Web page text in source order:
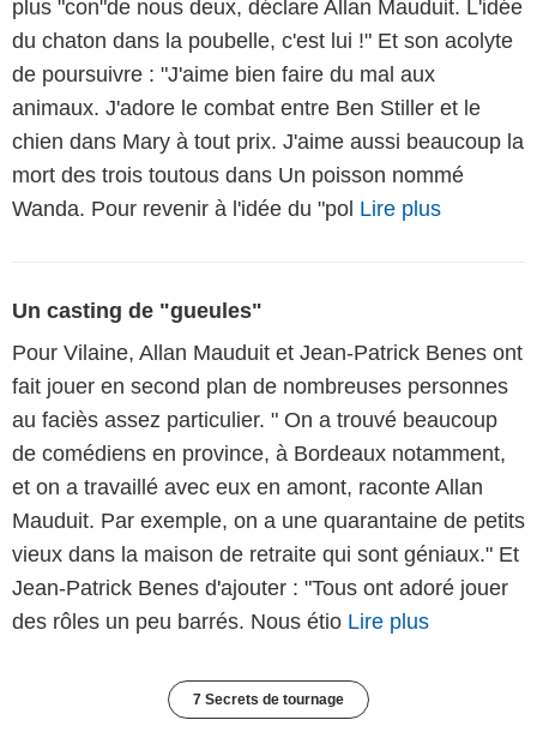
plus "con"de nous deux, déclare Allan Mauduit. L'idée
du chaton dans la poubelle, c'est lui !" Et son acolyte
de poursuivre : "J'aime bien faire du mal aux
animaux. J'adore le combat entre Ben Stiller et le
chien dans Mary à tout prix. J'aime aussi beaucoup la
mort des trois toutous dans Un poisson nommé
Wanda. Pour revenir à l'idée du "pol Lire plus
Un casting de "gueules"
Pour Vilaine, Allan Mauduit et Jean-Patrick Benes ont
fait jouer en second plan de nombreuses personnes
au faciès assez particulier. " On a trouvé beaucoup
de comédiens en province, à Bordeaux notamment,
et on a travaillé avec eux en amont, raconte Allan
Mauduit. Par exemple, on a une quarantaine de petits
vieux dans la maison de retraite qui sont géniaux." Et
Jean-Patrick Benes d'ajouter : "Tous ont adoré jouer
des rôles un peu barrés. Nous étio Lire plus
7 Secrets de tournage